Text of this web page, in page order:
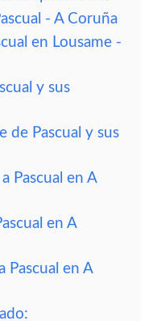
- A Coruña
en Lousame -
y sus
de Pascual y sus
Pascual en A
en A
Pascual en A